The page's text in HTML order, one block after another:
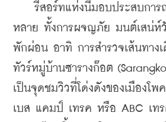
รีสอร์ทแห่งนี้มอบประสบการณ์
หลาย ทั้งการผจญภัย มนต์เสน่ห์
พักผ่อน อาทิ การสำรวจเส้นทางเ
ทัวร์หมู่บ้านซารางก๊อต
เป็นจุดชมวิวที่โด่งดังของเมืองโ
เบส แคมป์ เทรค หรือ ABC เท